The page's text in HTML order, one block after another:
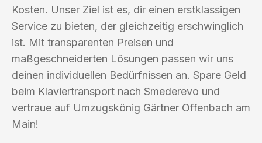
Kosten. Unser Ziel ist es, dir einen erstklassigen
Service zu bieten, der gleichzeitig erschwinglich
ist. Mit transparenten Preisen und
maßgeschneiderten Lösungen passen wir uns
deinen individuellen Bedürfnissen an. Spare Geld
beim Klaviertransport nach Smederevo und
vertraue auf Umzugskönig Gärtner Offenbach am
Main!